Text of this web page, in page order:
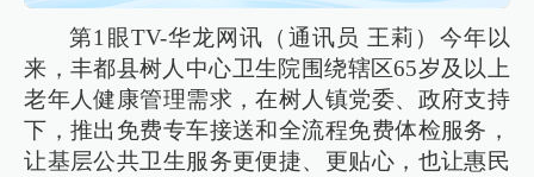
第1眼TV-华龙网讯（通讯员 王莉）今年以
来，丰都县树人中心卫生院围绕辖区65岁及以上
老年人健康管理需求，在树人镇党委、政府支持
下，推出免费专车接送和全流程免费体检服务，
让基层公共卫生服务更便捷、更贴心，也让惠民